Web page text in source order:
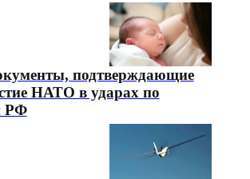
подтверждающие
НАТО в ударах по
РФ